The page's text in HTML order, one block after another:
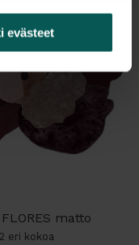
evästeet
matto
2 eri kokoa